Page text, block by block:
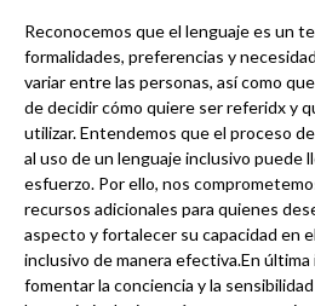
Reconocemos que el lenguaje es un
formalidades, preferencias y
variar entre las personas, así como
de decidir cómo quiere ser referidx y
utilizar. Entendemos que el proceso
al uso de un lenguaje inclusivo puede
esfuerzo. Por ello, nos
recursos adicionales para quienes
aspecto y fortalecer su capacidad en
inclusivo de manera efectiva.En
fomentar la conciencia y la